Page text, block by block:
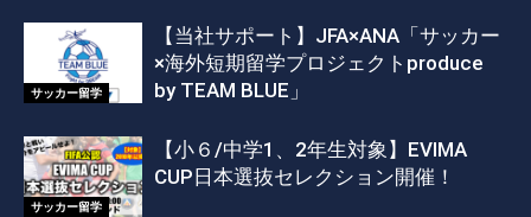
サッカー留学
【当社サポート】JFA×ANA「サッカー
×海外短期留学プロジェクトproduce
by TEAM BLUE」
サッカー留学
【小６/中学1、2年生対象】EVIMA
CUP日本選抜セレクション開催！